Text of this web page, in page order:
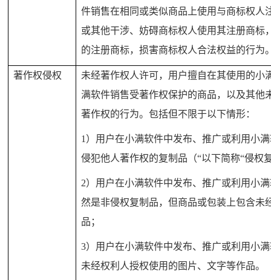
件销售在相同或类似商品上使用与商标权人
或其他干涉、妨碍商标权人使用其注册商标
的注册商标，损害商标权人合法权益的行为
著作权侵权
未经著作权人许可，用户擅自在其使用的小
满软件销售受著作权保护的商品，以及其他
著作权的行为。包括但不限于以下情形：
1 ）用户在小满软件中发布、推广或利用小
侵犯他人著作权的复制品（“以下简称“侵权
2）用户在小满软件中发布、推广或利用小
然是非侵权复制品，但商品或包装上包含未
品；
3）用户在小满软件中发布、推广或利用小
未经权利人授权使用的图片、文字等作品。